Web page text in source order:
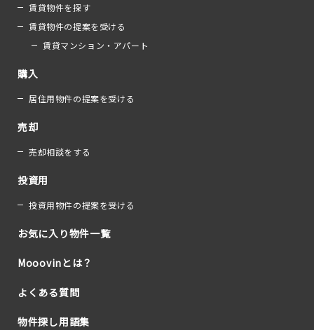
賃貸物件を探す
賃貸物件の提案を受ける
賃貸マンション・アパート
購入
居住用物件の提案を受ける
売却
売却相談をする
投資用
投資用物件の提案を受ける
お気に入り物件一覧
Mooovinとは？
よくある質問
物件探し用語集